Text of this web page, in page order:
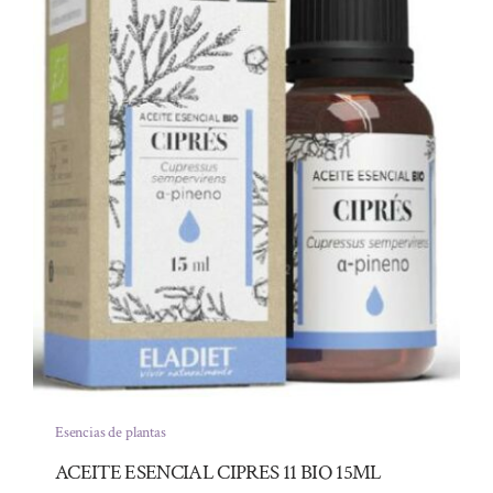
Esencias de plantas
ACEITE ESENCIAL CIPRES 11 BIO 15ML